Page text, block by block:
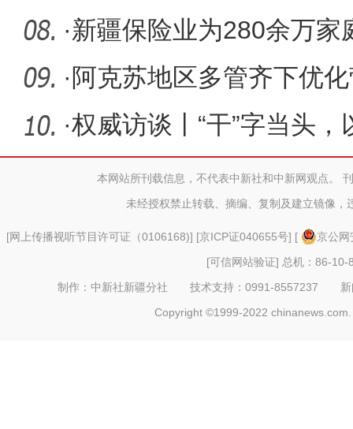
·新疆保险业为280余万家
单延期
· 阿克苏地区多管齐下优
·权威访谈丨“干”字当头
量发本网站所刊载信息，不代表中新社和中新网观点。
未经授权禁止转载、摘编、复制及建立镜像，
[网上传播视听节目许可证（0106168)] [京ICP证040655号] [
京公
[可信网站验证] 总机：86-10-
制作：中新社新疆分社 技术支持：0991-8557237
Copyright ©1999-2022